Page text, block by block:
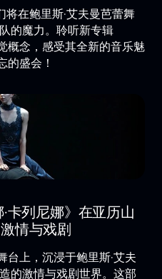
将在鲍里斯·艾夫曼芭蕾舞
的魔力。聆听新专辑
概念，感受其全新的音乐魅
的盛会！
卡列尼娜》在亚历山
情与戏剧
上，沉浸于鲍里斯·艾夫
的激情与戏剧世界。这部